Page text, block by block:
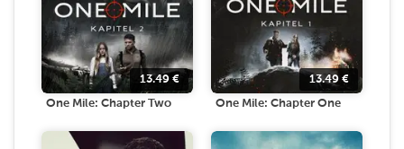
13.49 €
One Mile: Chapter Two
13.49 €
One Mile: Chapter One